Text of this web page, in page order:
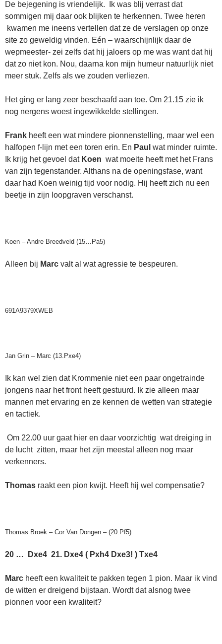
De bejegening is vriendelijk. Ik was blij verrast dat
sommigen mij daar ook blijken te herkennen. Twee heren
kwamen me ineens vertellen dat ze de verslagen op onze
site zo geweldig vinden. Eén – waarschijnlijk daar de
wepmeester- zei zelfs dat hij jaloers op me was want dat hij
dat zo niet kon. Nou, daarna kon mijn humeur natuurlijk niet
meer stuk. Zelfs als we zouden verliezen.
Het ging er lang zeer beschaafd aan toe. Om 21.15 zie ik
nog nergens woest ingewikkelde stellingen.
Frank heeft een wat mindere pionnenstelling, maar wel een
halfopen f-lijn met een toren erin. En Paul wat minder ruimte.
Ik krijg het gevoel dat Koen wat moeite heeft met het Frans
van zijn tegenstander. Althans na de openingsfase, want
daar had Koen weinig tijd voor nodig. Hij heeft zich nu een
beetje in zijn loopgraven verschanst.
Koen – Andre Breedveld (15…Pa5)
Alleen bij Marc valt al wat agressie te bespeuren.
691A9379XWEB
Jan Grin – Marc (13.Pxe4)
Ik kan wel zien dat Krommenie niet een paar ongetrainde
jongens naar het front heeft gestuurd. Ik zie alleen maar
mannen met ervaring en ze kennen de wetten van strategie
en tactiek.
Om 22.00 uur gaat hier en daar voorzichtig wat dreiging in
de lucht zitten, maar het zijn meestal alleen nog maar
verkenners.
Thomas raakt een pion kwijt. Heeft hij wel compensatie?
Thomas Broek – Cor Van Dongen – (20.Pf5)
20 … Dxe4 21. Dxe4 ( Pxh4 Dxe3! ) Txe4
Marc heeft een kwaliteit te pakken tegen 1 pion. Maar ik vind
de witten er dreigend bijstaan. Wordt dat alsnog twee
pionnen voor een kwaliteit?